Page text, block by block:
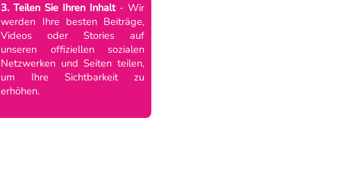
3. Teilen Sie Ihren Inhalt- Wir
werden Ihre besten Beiträge,
Videos oder Stories auf
unseren offiziellen sozialen
Netzwerken und Seiten teilen,
um Ihre Sichtbarkeit zu
erhöhen.